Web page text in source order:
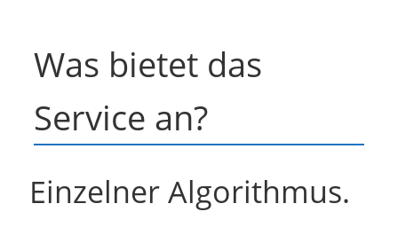
Was bietet das
Service an?
Einzelner Algorithmus.